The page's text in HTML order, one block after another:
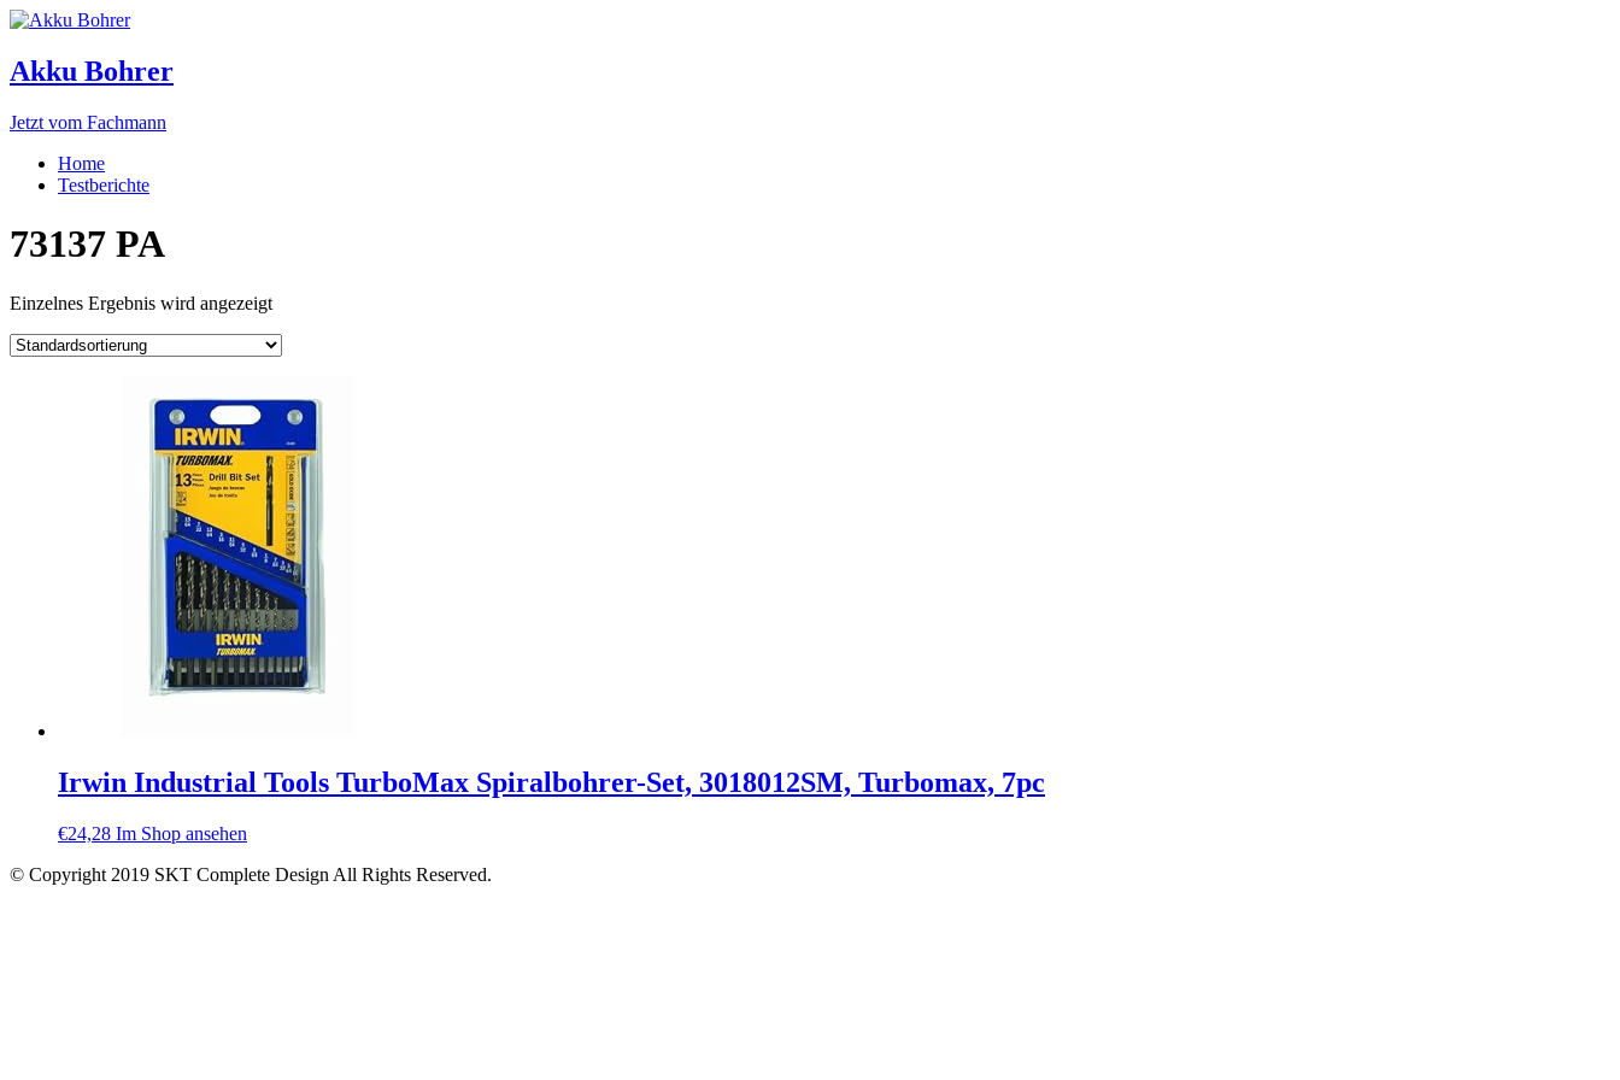
Akku Bohrer
Jetzt vom Fachmann
Home
Testberichte
73137 PA
Einzelnes Ergebnis wird angezeigt
Irwin Industrial Tools TurboMax Spiralbohrer-Set, 3018012SM, Turbomax, 7pc
€24,28 Im Shop ansehen
© Copyright 2019 SKT Complete Design All Rights Reserved.